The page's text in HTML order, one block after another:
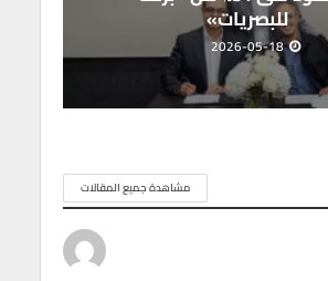
للبصريات»
2026-05-18
مشاهدة جميع المقالات